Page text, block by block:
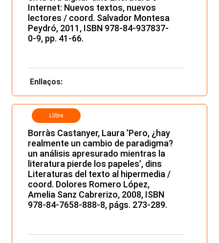
Internet: Nuevos textos, nuevos
lectores / coord. Salvador Montesa
Peydró, 2011, ISBN 978-84-937837-
0-9, pp. 41-66.
Enllaços:
Llibre
Borràs Castanyer, Laura ’Pero, ¿hay
realmente un cambio de paradigma?
un análisis apresurado mientras la
literatura pierde los papeles’, dins
Literaturas del texto al hipermedia /
coord. Dolores Romero López,
Amelia Sanz Cabrerizo, 2008, ISBN
978-84-7658-888-8, págs. 273-289.